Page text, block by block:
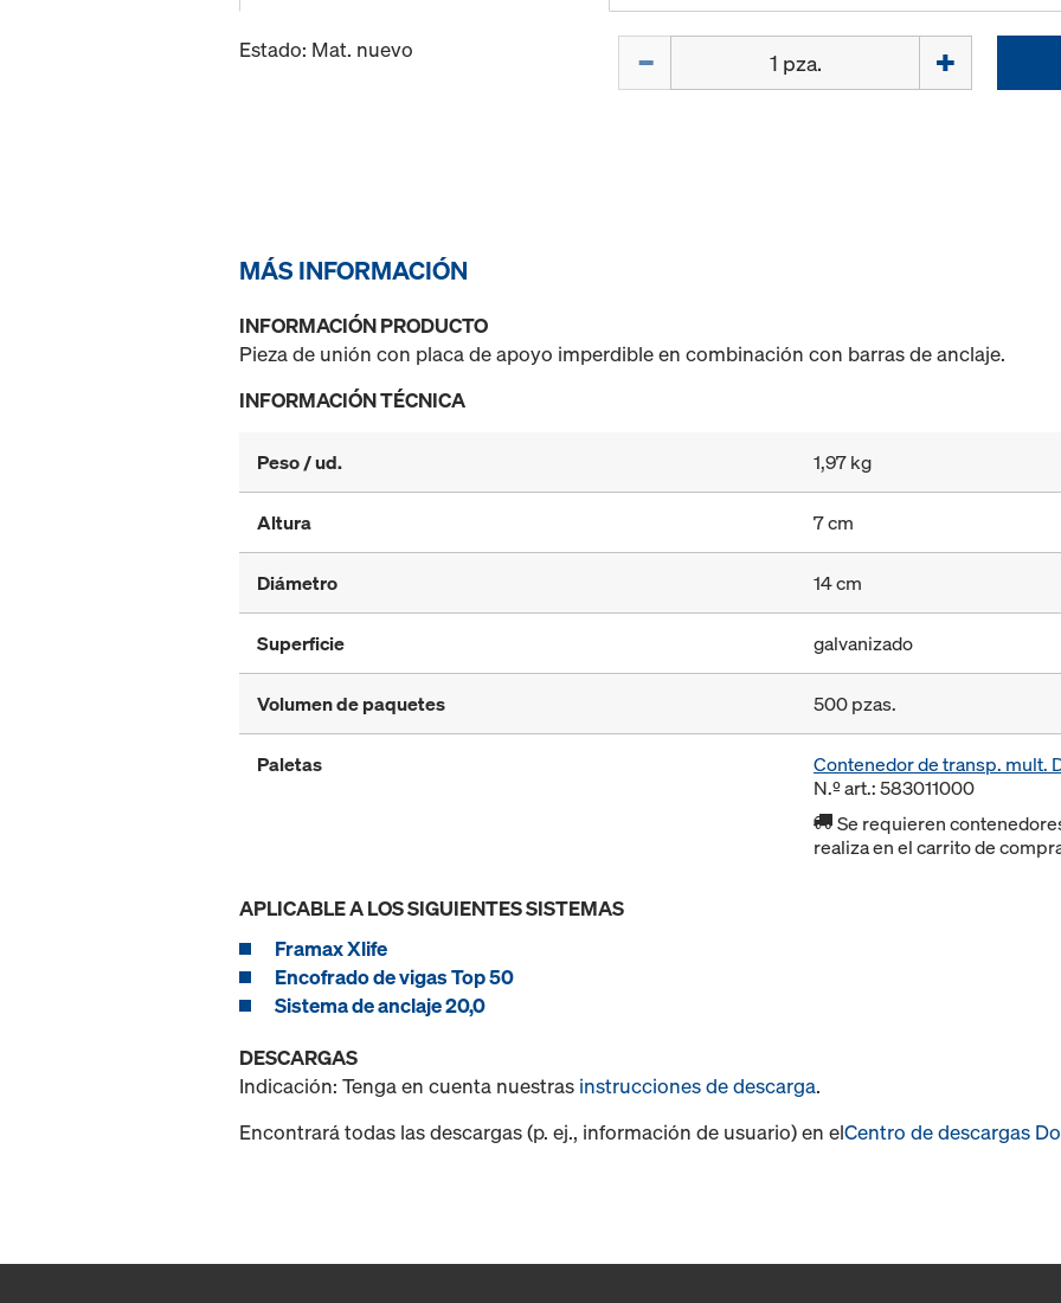
Estado: Mat. nuevo
MÁS INFORMACIÓN
INFORMACIÓN PRODUCTO
Pieza de unión con placa de apoyo imperdible en combinación con barras de anclaje.
INFORMACIÓN TÉCNICA
Peso / ud. 1,97 kg
Altura 7 cm
Diámetro 14 cm
Superficie galvanizado
Volumen de paquetes 500 pzas.
Paletas
Contenedor de transp. mult.
N.º art.: 583011000
Se requieren
realiza en el carrito de
APLICABLE A LOS SIGUIENTES SISTEMAS
Framax Xlife
Encofrado de vigas Top 50
Sistema de anclaje 20,0
DESCARGAS
Indicación: Tenga en cuenta nuestras instrucciones de descarga.
Encontrará todas las descargas (p. ej., información de usuario) en elCentro de descargas